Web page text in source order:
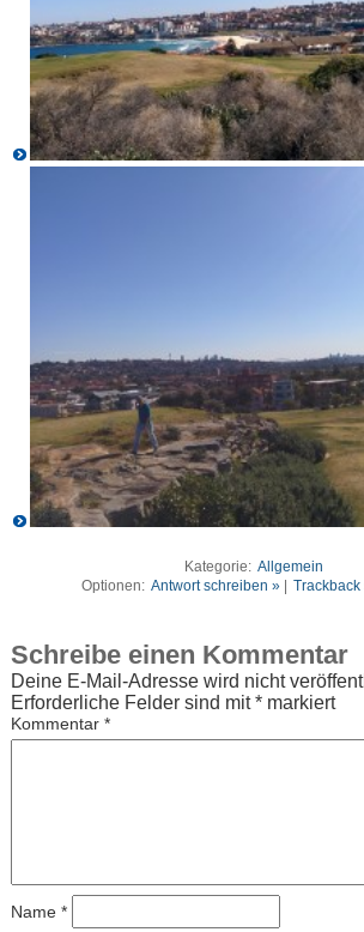
Kategorie: Allgemein
Optionen: Antwort schreiben » |
Schreibe einen Kommentar
Deine E-Mail-Adresse wird nicht
Erforderliche Felder sind mit*markiert
Kommentar *
Name *